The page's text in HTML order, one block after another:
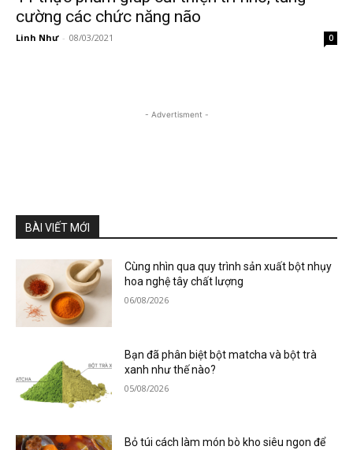
cường các chức năng não
Linh Như - 08/03/2021 0
- Advertisment -
BÀI VIẾT MỚI
Cùng nhìn qua quy trình sản xuất bột nhụy
hoa nghệ tây chất lượng
06/08/2026
Bạn đã phân biệt bột matcha và bột trà
xanh như thế nào?
05/08/2026
Bỏ túi cách làm món bò kho siêu ngon để